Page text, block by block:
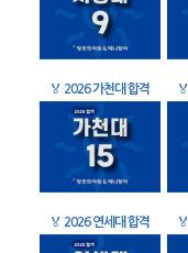
🏅 2026 가천대 합격 🏅
🏅 2026 연세대 합격 🏅